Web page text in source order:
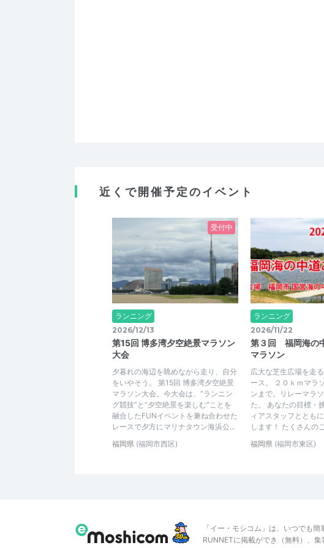
近くで開催予定のイベント
受付中
ランニング
2026/12/13
第15回 博多湾夕空絶景マラソン
大会
夕暮れの海辺を眺めながら走り、自分
をいやそう。 第15回 博多湾夕空絶景
マラソン大会。今大会は、“ランニン
グ競技”と“夕空絶景を楽しむ”ことを
融合したFUNイベントを兼ね合わせた
レースで夕方にマリナタウン海浜公...
福岡県 (福岡市西区)
ランニング
2026/11/22
第３回 福岡海の
マラソン
広大な芝生広場を走
ース。 ２０ｋｍマラ
ンまで。リレーマラ
た。 あなたの目標・
ィアスタッフととも
します！ たくさんの
福岡県 (福岡市東区)
「イー・モシコム」は、いつでも
RUNNETに掲載ができ（無料）、